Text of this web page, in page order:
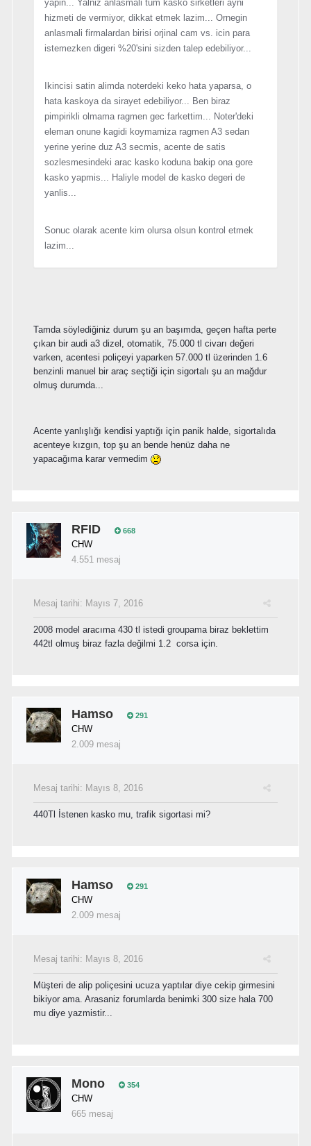
yapin... Yalniz anlasmali tum kasko sirketleri ayni
hizmeti de vermiyor, dikkat etmek lazim... Ornegin
anlasmali firmalardan birisi orjinal cam vs. icin para
istemezken digeri %20'sini sizden talep edebiliyor...
Ikincisi satin alimda noterdeki keko hata yaparsa, o
hata kaskoya da sirayet edebiliyor... Ben biraz
pimpirikli olmama ragmen gec farkettim... Noter'deki
eleman onune kagidi koymamiza ragmen A3 sedan
yerine yerine duz A3 secmis, acente de satis
sozlesmesindeki arac kasko koduna bakip ona gore
kasko yapmis... Haliyle model de kasko degeri de
yanlis...
Sonuc olarak acente kim olursa olsun kontrol etmek
lazim...
Tamda söylediğiniz durum şu an başımda, geçen hafta perte
çıkan bir audi a3 dizel, otomatik, 75.000 tl civarı değeri
varken, acentesi poliçeyi yaparken 57.000 tl üzerinden 1.6
benzinli manuel bir araç seçtiği için sigortalı şu an mağdur
olmuş durumda...
Acente yanlışlığı kendisi yaptığı için panik halde, sigortalıda
acenteye kızgın, top şu an bende henüz daha ne
yapacağıma karar vermedim
RFID 668
CHW
4.551 mesaj
Mesaj tarihi: Mayıs 7, 2016
2008 model aracıma 430 tl istedi groupama biraz beklettim
442tl olmuş biraz fazla değilmi 1.2 corsa için.
Hamso 291
CHW
2.009 mesaj
Mesaj tarihi: Mayıs 8, 2016
440Tl İstenen kasko mu, trafik sigortasi mi?
Hamso 291
CHW
2.009 mesaj
Mesaj tarihi: Mayıs 8, 2016
Müşteri de alip poliçesini ucuza yaptılar diye cekip girmesini
bikiyor ama. Arasaniz forumlarda benimki 300 size hala 700
mu diye yazmistir...
Mono 354
CHW
665 mesaj